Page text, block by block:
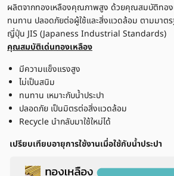
ผลิตจากทองเหลืองคุณภาพสูง ด้วยคุณสมบัติทอง
ทนทาน ปลอดภัยต่อผู้ใช้และสิ่งแวดล้อม ตามมาตร
ญี่ปุ่น JIS (Japaness Industrial Standards)
คุณสมบัติเด่นทองเหลือง
มีความแข็งแรงสูง
ไม่เป็นสนิม
ทนทาน เหมาะกับน้ำประปา
ปลอดภัย เป็นมิตรต่อสิ่งแวดล้อม
Recycle นำกลับมาใช้ใหม่ได้
เปรียบเทียบอายุการใช้งานเมื่อใช้กับน้ำประปา